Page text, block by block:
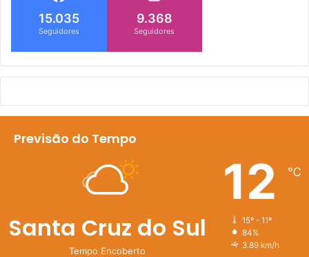
15.035
Seguidores
9.368
Seguidores
Previsão do Tempo
Santa Cruz do Sul
Tempo Encoberto
12 ℃
15º - 11º
84%
3.89 km/h